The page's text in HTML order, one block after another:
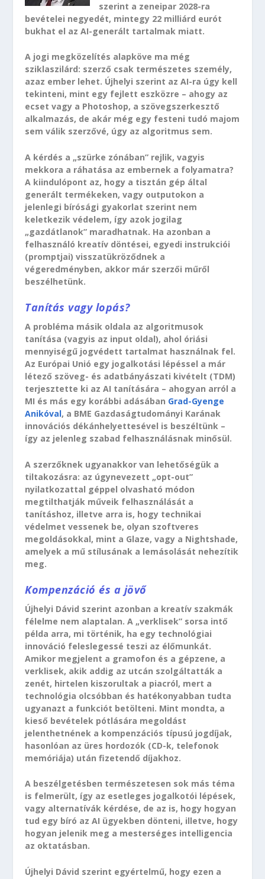
szerint a zeneipar 2028-ra
bevételei negyedét, mintegy 22 milliárd eurót
bukhat el az AI-generált tartalmak miatt.
A jogi megközelítés alapköve ma még
sziklaszilárd: szerző csak természetes személy,
azaz ember lehet. Újhelyi szerint az AI-ra úgy kell
tekinteni, mint egy fejlett eszközre – ahogy az
ecset vagy a Photoshop, a szövegszerkesztő
alkalmazás, de akár még egy festeni tudó majom
sem válik szerzővé, úgy az algoritmus sem.
A kérdés a „szürke zónában” rejlik, vagyis
mekkora a ráhatása az embernek a folyamatra?
A kiindulópont az, hogy a tisztán gép által
generált termékeken, vagy outputokon a
jelenlegi bírósági gyakorlat szerint nem
keletkezik védelem, így azok jogilag
„gazdátlanok” maradhatnak. Ha azonban a
felhasználó kreatív döntései, egyedi instrukciói
(promptjai) visszatükröződnek a
végeredményben, akkor már szerzői műről
beszélhetünk.
Tanítás vagy lopás?
A probléma másik oldala az algoritmusok
tanítása (vagyis az input oldal), ahol óriási
mennyiségű jogvédett tartalmat használnak fel.
Az Európai Unió egy jogalkotási lépéssel a már
létező szöveg- és adatbányászati kivételt (TDM)
terjesztette ki az AI tanítására – ahogyan arról a
MI és más egy korábbi adásában Grad-Gyenge
Anikóval, a BME Gazdaságtudományi Karának
innovációs dékánhelyettesével is beszéltünk –
így az jelenleg szabad felhasználásnak minősül.
A szerzőknek ugyanakkor van lehetőségük a
tiltakozásra: az úgynevezett „opt-out”
nyilatkozattal géppel olvasható módon
megtilthatják műveik felhasználását a
tanításhoz, illetve arra is, hogy technikai
védelmet vessenek be, olyan szoftveres
megoldásokkal, mint a Glaze, vagy a Nightshade,
amelyek a mű stílusának a lemásolását nehezítik
meg.
Kompenzáció és a jövő
Újhelyi Dávid szerint azonban a kreatív szakmák
félelme nem alaptalan. A „verklisek” sorsa intő
példa arra, mi történik, ha egy technológiai
innováció feleslegessé teszi az élőmunkát.
Amikor megjelent a gramofon és a gépzene, a
verklisek, akik addig az utcán szolgáltatták a
zenét, hirtelen kiszorultak a piacról, mert a
technológia olcsóbban és hatékonyabban tudta
ugyanazt a funkciót betölteni. Mint mondta, a
kieső bevételek pótlására megoldást
jelenthetnének a kompenzációs típusú jogdíjak,
hasonlóan az üres hordozók (CD-k, telefonok
memóriája) után fizetendő díjakhoz.
A beszélgetésben természetesen sok más téma
is felmerült, így az esetleges jogalkotói lépések,
vagy alternatívák kérdése, de az is, hogy hogyan
tud egy bíró az AI ügyekben dönteni, illetve, hogy
hogyan jelenik meg a mesterséges intelligencia
az oktatásban.
Újhelyi Dávid szerint egyértelmű, hogy ezen a